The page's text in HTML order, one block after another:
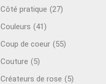
Côté pratique (27)
Couleurs (41)
Coup de coeur (55)
Couture (5)
Créateurs de rose (5)